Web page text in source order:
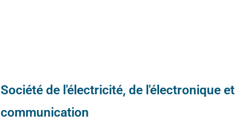
Société de l'électricité, de l'électronique
communication